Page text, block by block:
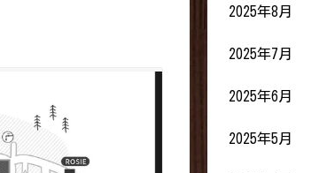
2025年8月
2025年7月
2025年6月
2025年5月